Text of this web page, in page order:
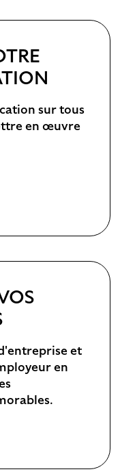
sur tous
en œuvre
et
en